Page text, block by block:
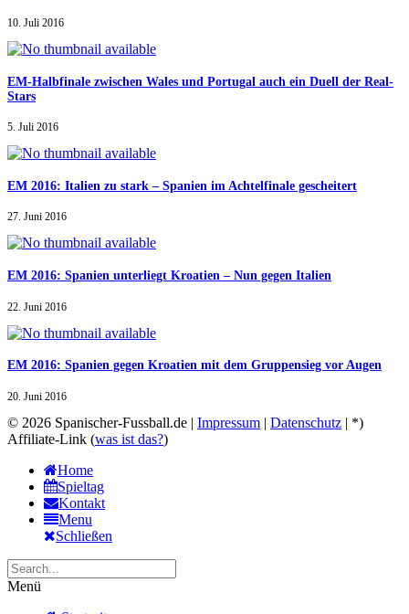
10. Juli 2016
EM-Halbfinale zwischen Wales und Portugal auch ein Duell der Real-
Stars
5. Juli 2016
EM 2016: Italien zu stark – Spanien im Achtelfinale gescheitert
27. Juni 2016
EM 2016: Spanien unterliegt Kroatien – Nun gegen Italien
22. Juni 2016
EM 2016: Spanien gegen Kroatien mit dem Gruppensieg vor Augen
20. Juni 2016
© 2026 Spanischer-Fussball.de | Impressum | Datenschutz | *)
Affiliate-Link (was ist das?)
Home
Spieltag
Kontakt
Menu
Schließen
Menü